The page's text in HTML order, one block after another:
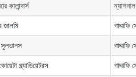
কালান্দার্স
জালমি গাদ্দাফি
সুলতানস গাদ্দাফি
গ্ল্যাডিয়েটরস গাদ্দাফি